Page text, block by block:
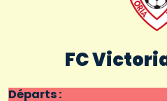
FC
Départs :